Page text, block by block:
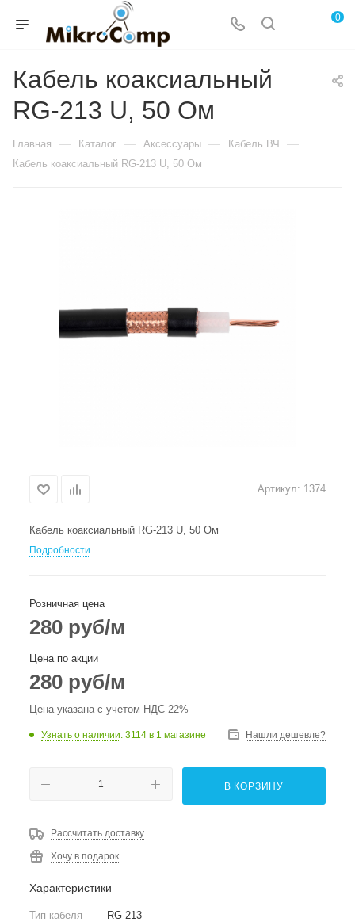
0
Кабель коаксиальный
RG-213 U, 50 Ом
Главная — Каталог — Аксессуары — Кабель ВЧ —
Кабель коаксиальный RG-213 U, 50 Ом
Артикул: 1374
Кабель коаксиальный RG-213 U, 50 Ом
Подробности
Розничная цена
280 руб/м
Цена по акции
280 руб/м
Цена указана с учетом НДС 22%
Узнать о наличии: 3114 в 1 магазине Нашли дешевле?
В КОРЗИНУ
Рассчитать доставку
Хочу в подарок
Характеристики
Тип кабеля —
RG-213